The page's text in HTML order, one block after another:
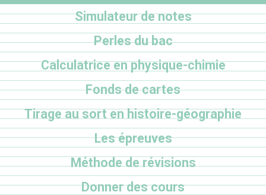
Simulateur de notes
Perles du bac
Calculatrice en physique-chimie
Fonds de cartes
Tirage au sort en histoire-géographie
Les épreuves
Méthode de révisions
Donner des cours